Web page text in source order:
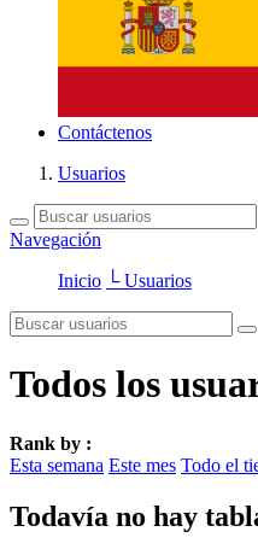
Contáctenos
Usuarios
Navegación
Inicio └ Usuarios
Todos los
Rank by :
Esta semana Este mes Todo el
Todavía no hay